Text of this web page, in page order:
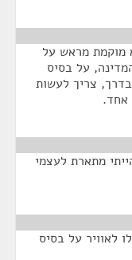
מוקמת מראש על
על בסיס
צריך לעשות
אחד.
אבל ב-30-20 שנה הייתי מתארת לעצמי
2016 משרדים עלו לאוויר על בסיס